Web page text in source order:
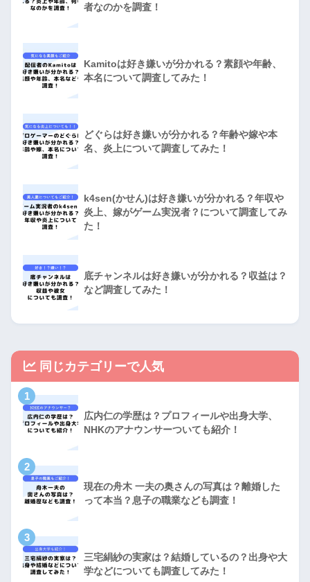
者なのかを調査！
Kamitoは好き嫌いが分かれる？素顔や年齢、
本名について調査してみた！
どぐらは好き嫌いが分かれる？年齢や嫁や本
名、炎上について調査してみた！
k4sen(かせん)は好き嫌いが分かれる？年収や
炎上、嫁がゲーム実況者？について調査してみ
た！
底チャンネルは好き嫌いが分かれる？収益は？
など調査してみた！
同じカテゴリーで人気
1
広内仁の学歴は？プロフィールや出身大学、
NHKのアナウンサーついても紹介！
2
現在の舟木 一夫の奥さんの写真は？離婚した
って本当？息子の職業なども調査！
3
三宅絹紗の実家は？結婚しているの？出身や大
学などについても調査してみた！